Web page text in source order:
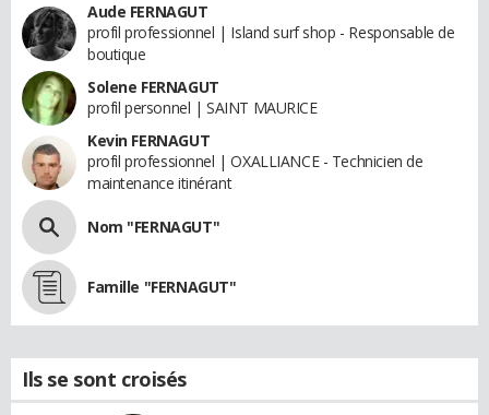
Aude FERNAGUT
profil professionnel | Island surf shop - Responsable de
boutique
Solene FERNAGUT
profil personnel | SAINT MAURICE
Kevin FERNAGUT
profil professionnel | OXALLIANCE - Technicien de
maintenance itinérant
Nom "FERNAGUT"
Famille "FERNAGUT"
Ils se sont croisés